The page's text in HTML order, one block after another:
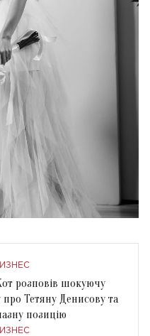
розповів шокуючу
про Тетяну Денисову та
позицію